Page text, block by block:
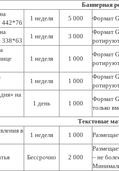
Баннерная
442*76
1 неделя 5 000
Формат
338*63
1 неделя 3 000
Формат
1 неделя 1 000
Формат
1 неделя 1 000
Формат
на
1 день 1 000
Формат
только
Текстовые
в
1 неделя 1 000
Бессрочно 2 000
– не